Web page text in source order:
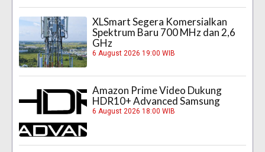
XLSmart Segera Komersialkan
Spektrum Baru 700 MHz dan 2,6
GHz
6 August 2026 19:00 WIB
Amazon Prime Video Dukung
HDR10+ Advanced Samsung
6 August 2026 18:00 WIB